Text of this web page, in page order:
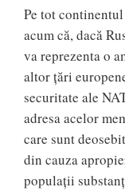
Pe tot
acum că, dacă
va reprezenta o
altor țări
securitate ale
adresa acelor
care sunt
din cauza
populații